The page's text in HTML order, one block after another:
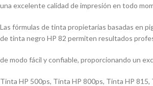
una excelente calidad de impresión en todo
Las fórmulas de tinta propietarias basadas en
de tinta negro HP 82 permiten resultados
de modo fácil y confiable, proporcionando un
Tinta HP 500ps, Tinta HP 800ps, Tinta HP 815,